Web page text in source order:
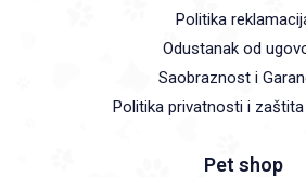
Politika
Odustanak od
Saobraznost i
Politika privatnosti i
Pet shop